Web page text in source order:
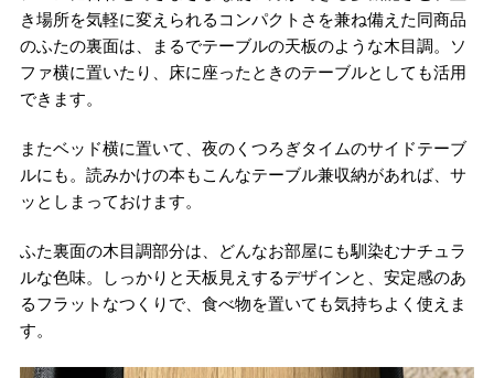
き場所を気軽に変えられるコンパクトさを兼ね備えた同商品
のふたの裏面は、まるでテーブルの天板のような木目調。ソ
ファ横に置いたり、床に座ったときのテーブルとしても活用
できます。
またベッド横に置いて、夜のくつろぎタイムのサイドテーブ
ルにも。読みかけの本もこんなテーブル兼収納があれば、サ
ッとしまっておけます。
ふた裏面の木目調部分は、どんなお部屋にも馴染むナチュラ
ルな色味。しっかりと天板見えするデザインと、安定感のあ
るフラットなつくりで、食べ物を置いても気持ちよく使えま
す。